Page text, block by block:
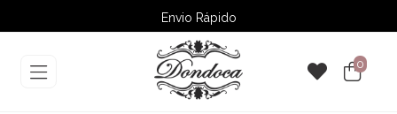
Envio Rápido
➚ Ofertas– Até 60% OFF
0